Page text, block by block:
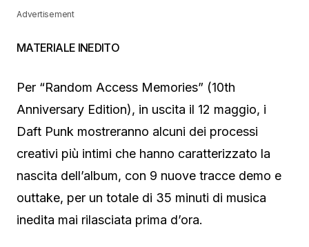
Advertisement
MATERIALE INEDITO
Per “Random Access Memories” (10th
Anniversary Edition), in uscita il 12 maggio, i
Daft Punk mostreranno alcuni dei processi
creativi più intimi che hanno caratterizzato la
nascita dell’album, con 9 nuove tracce demo e
outtake, per un totale di 35 minuti di musica
inedita mai rilasciata prima d’ora.